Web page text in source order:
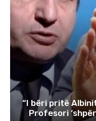
“I bëri pritë
Profesori